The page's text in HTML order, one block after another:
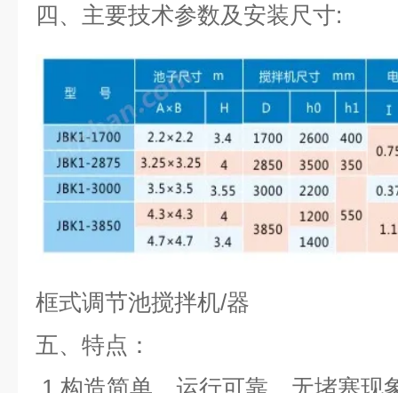
四、主要技术参数及安装尺寸:
框式调节池搅拌机/器
五、 特点：
1. 构造简单、运行可靠、无堵塞现